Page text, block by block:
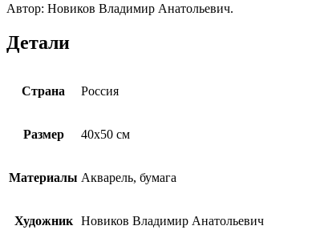
Автор: Новиков Владимир Анатольевич.
Детали
Страна Россия
Размер 40х50 см
Материалы Акварель, бумага
Художник Новиков Владимир Анатольевич